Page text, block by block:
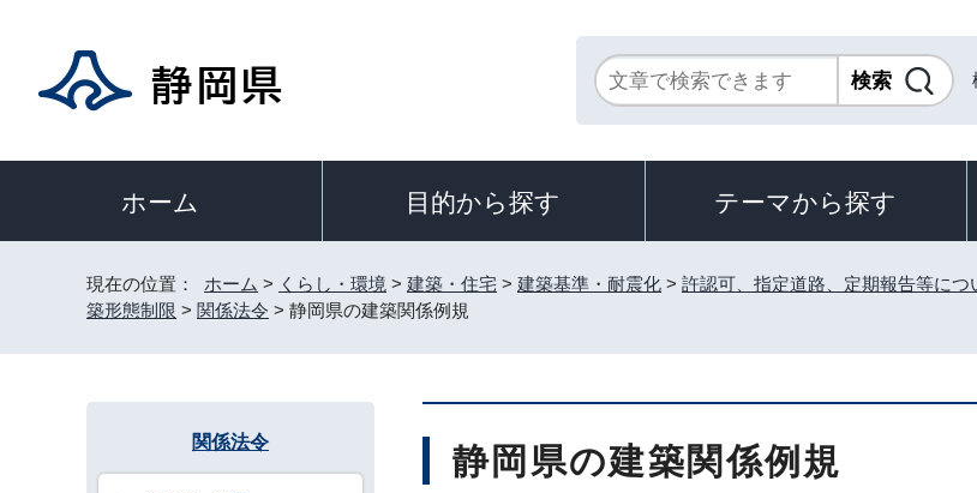
ホーム 目的から探す テーマから探す
現在の位置： ホーム > くらし・環境 > 建築・住宅 > 建築基準・耐震化 > 許認可、指定道路、定期報告等につ
築形態制限 > 関係法令 > 静岡県の建築関係例規
静岡県の建築関係例規
関係法令